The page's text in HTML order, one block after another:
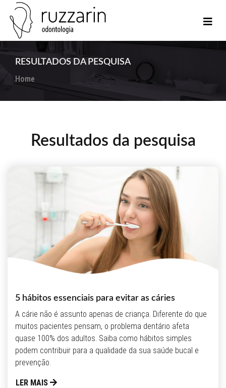
RESULTADOS DA PESQUISA
Home
Resultados da pesquisa
5 hábitos essenciais para evitar as cáries
A cárie não é assunto apenas de criança. Diferente do que
muitos pacientes pensam, o problema dentário afeta
quase 100% dos adultos. Saiba como hábitos simples
podem contribuir para a qualidade da sua saúde bucal e
prevenção.
LER MAIS